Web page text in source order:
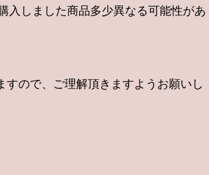
入しました商品多少異なる可能性があ
ので、ご理解頂きますようお願いし